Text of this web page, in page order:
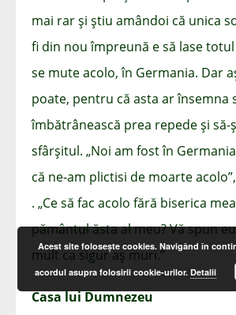
mai rar și știu amândoi că unica
fi din nou împreună e să lase
se mute acolo, în Germania. Dar
poate, pentru că asta ar însemna
îmbătrânească prea repede și să-
sfârșitul. „Noi am fost în
că ne-am plictisi de moarte
. „Ce să fac acolo fără biserica
pământul ăsta al meu? Vă spun
mult ca sigur aș muri.”
Casa lui Dumnezeu
Acest site foloseşte cookies. Navigând în
acordul asupra folosirii cookie-urilor. Detalii